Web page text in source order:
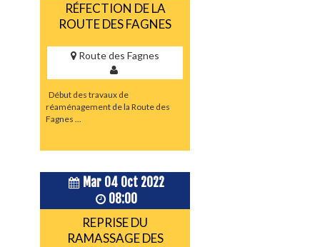
RÉFECTION DE LA
ROUTE DES FAGNES
Route des Fagnes
Début des travaux de
réaménagement de la Route des
Fagnes ...
Mar 04 Oct 2022
08:00
REPRISE DU
RAMASSAGE DES